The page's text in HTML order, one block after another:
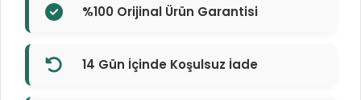
%100 Orijinal Ürün Garantisi
14 Gün İçinde Koşulsuz İade